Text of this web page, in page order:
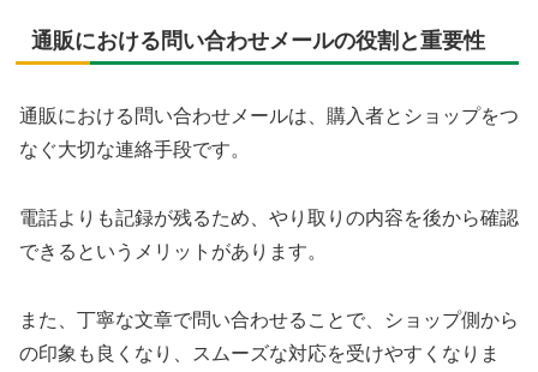
通販における問い合わせメールの役割と重要性
通販における問い合わせメールは、購入者とショップをつ
なぐ大切な連絡手段です。
電話よりも記録が残るため、やり取りの内容を後から確認
できるというメリットがあります。
また、丁寧な文章で問い合わせることで、ショップ側から
の印象も良くなり、スムーズな対応を受けやすくなりま